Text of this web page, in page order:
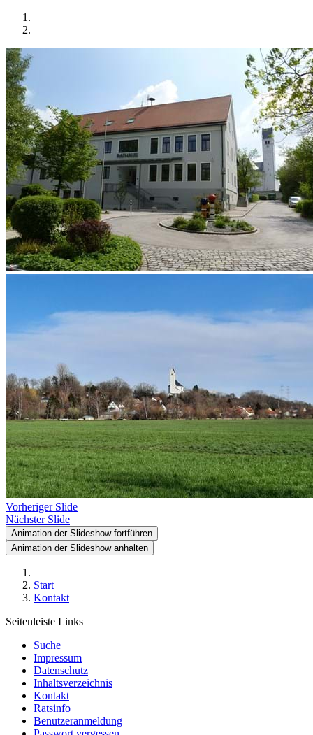
Vorheriger Slide
Nächster Slide
Animation der Slideshow fortführen
Animation der Slideshow anhalten
Start
Kontakt
Seitenleiste Links
Suche
Impressum
Datenschutz
Inhaltsverzeichnis
Kontakt
Ratsinfo
Benutzeranmeldung